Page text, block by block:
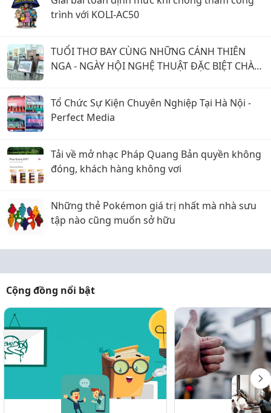
trình với KOLI-AC50
TUỔI THƠ BAY CÙNG NHỮNG CÁNH THIÊN
NGA - NGÀY HỘI NGHỆ THUẬT ĐẶC BIỆT CHÀO
Tổ Chức Sự Kiện Chuyên Nghiệp Tại Hà Nội -
Perfect Media
Tải về mở nhạc Pháp Quang Bản quyền không
đóng, khách hàng không vơi
Những thẻ Pokémon giá trị nhất mà nhà sưu
tập nào cũng muốn sở hữu
Cộng đồng nổi bật